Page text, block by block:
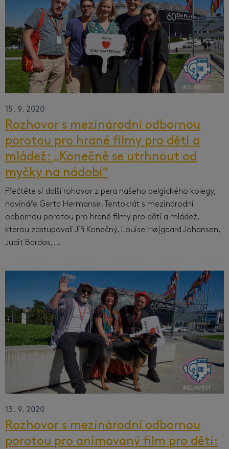
15. 9. 2020
Rozhovor s mezinárodní odbornou
porotou pro hrané filmy pro děti a
mládež: „Konečně se utrhnout od
myčky na nádobí“
Přečtěte si další rohovor z pera našeho belgického kolegy,
novináře Gerta Hermanse. Tentokrát s mezinárodní
odbornou porotou pro hrané filmy pro děti a mládež,
kterou zastupovali Jiří Konečný, Louise Højgaard Johansen,
Judit Bárdos,...
13. 9. 2020
Rozhovor s mezinárodní odbornou
porotou pro animovaný film pro děti: